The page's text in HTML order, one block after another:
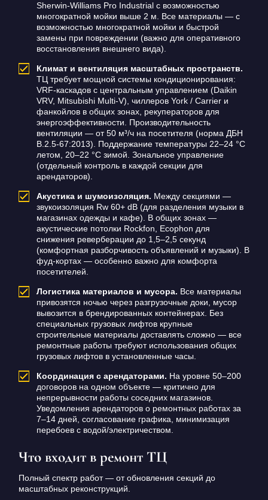
Sherwin-Williams Pro Industrial с возможностью
многократной мойки выше 2 м. Все материалы — с
возможностью многократной мойки и быстрой
замены при повреждении (важно для оперативного
восстановления внешнего вида).
Климат и вентиляция масштабных пространств.
ТЦ требует мощной системы кондиционирования:
VRF-каскадов с центральным управлением (Daikin
VRV, Mitsubishi Multi-V), чиллеров York / Carrier и
фанкойлов в общих зонах, рекуператоров для
энергоэффективности. Производительность
вентиляции — от 50 м³/ч на посетителя (норма ДБН
В.2.5-67:2013). Поддержание температуры 22–24 °C
летом, 20–22 °C зимой. Зональное управление
(отдельный контроль в каждой секции для
арендаторов).
Акустика и шумоизоляция. Между секциями —
звукоизоляция Rw 60+ dB (для разделения музыки в
магазинах одежды и кафе). В общих зонах —
акустические потолки Rockfon, Ecophon для
снижения реверберации до 1,5–2,5 секунд
(комфортная разборчивость объявлений и музыки). В
фуд-кортах — особенно важно для комфорта
посетителей.
Логистика материалов и мусора. Все материалы
привозятся ночью через разгрузочные доки, мусор
вывозится в брендированных контейнерах. Без
специальных грузовых лифтов крупные
строительные материалы доставлять сложно — все
ремонтные работы требуют использования общих
грузовых лифтов в установленные часы.
Координация с арендаторами. На уровне 50–200
договоров на одном объекте — критично для
непрерывности работы соседних магазинов.
Уведомления арендаторов о ремонтных работах за
7–14 дней, согласование графика, минимизация
перебоев с водой/электричеством.
Что входит в ремонт ТЦ
Полный спектр работ — от обновления секций до
масштабных реконструкций.